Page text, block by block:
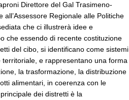
Direttore del Gal Trasimeno-
Regionale alle Politiche
che ci illustrerà idee e
che essendo di recente costituzione
del cibo, si identificano come sistemi
e rappresentano una forma
la trasformazione, la distribuzione
alimentari, in coerenza con le
dei distretti è la